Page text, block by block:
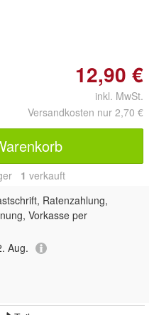
12,90 €
inkl. MwSt.
Versandkosten nur 2,70 €
1 verkauft
Ratenzahlung,
Vorkasse per
Aug.